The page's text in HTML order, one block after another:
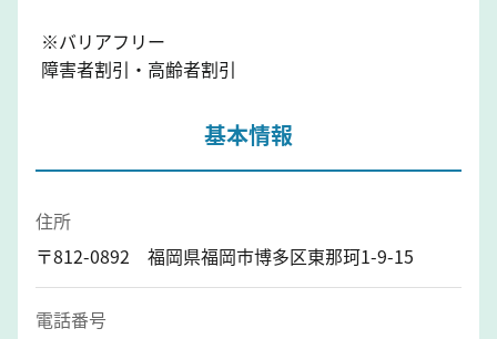
※バリアフリー
障害者割引・高齢者割引
基本情報
住所
〒812-0892 福岡県福岡市博多区東那珂1-9-15
電話番号